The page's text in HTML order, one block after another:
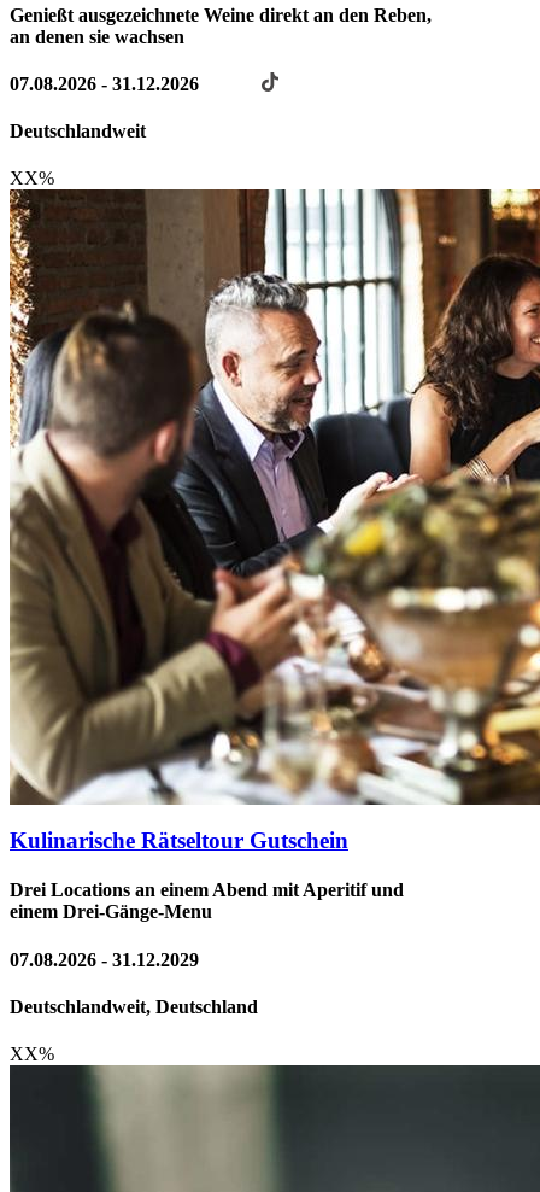
Genießt ausgezeichnete Weine direkt an den Reben,
an denen sie wachsen
07.08.2026 - 31.12.2026
Deutschlandweit
XX%
Kulinarische Rätseltour Gutschein
Drei Locations an einem Abend mit Aperitif und
einem Drei-Gänge-Menu
07.08.2026 - 31.12.2029
Deutschlandweit, Deutschland
XX%